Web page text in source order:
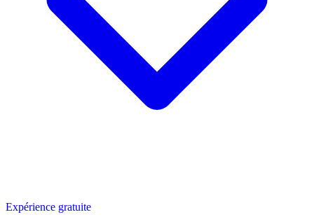
Expérience gratuite